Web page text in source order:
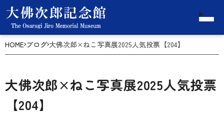
HOME ブログ 大佛次郎×ねこ写真展2025人気投票【204】
大佛次郎×ねこ写真展2025人気投票
【204】